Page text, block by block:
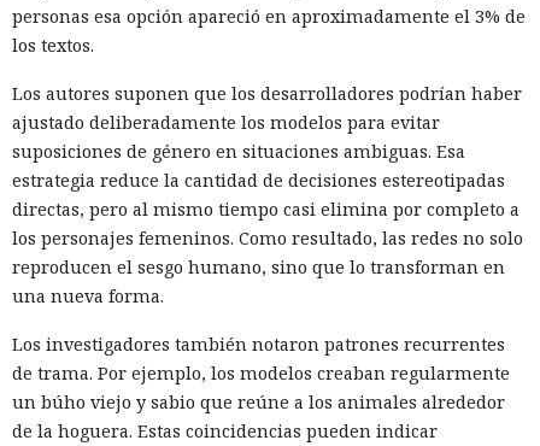
personas esa opción apareció en aproximadamente el 3% de
los textos.
Los autores suponen que los desarrolladores podrían haber
ajustado deliberadamente los modelos para evitar
suposiciones de género en situaciones ambiguas. Esa
estrategia reduce la cantidad de decisiones estereotipadas
directas, pero al mismo tiempo casi elimina por completo a
los personajes femeninos. Como resultado, las redes no solo
reproducen el sesgo humano, sino que lo transforman en
una nueva forma.
Los investigadores también notaron patrones recurrentes
de trama. Por ejemplo, los modelos creaban regularmente
un búho viejo y sabio que reúne a los animales alrededor
de la hoguera. Estas coincidencias pueden indicar